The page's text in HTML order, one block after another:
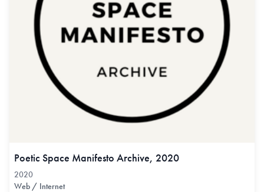
Poetic Space Manifesto Archive, 2020
2020
Web / Internet